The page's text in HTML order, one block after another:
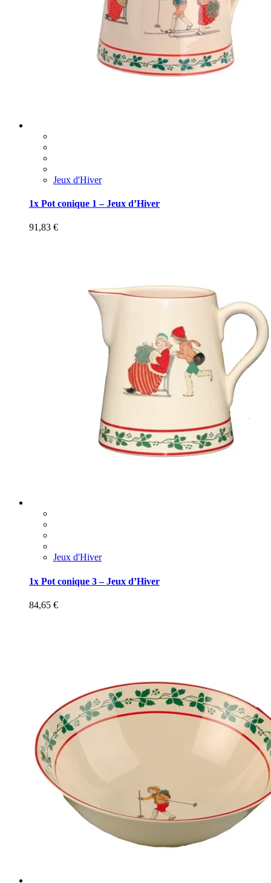
Jeux d'Hiver
1x Pot conique 1 – Jeux d’Hiver
91,83 €
Jeux d'Hiver
1x Pot conique 3 – Jeux d’Hiver
84,65 €